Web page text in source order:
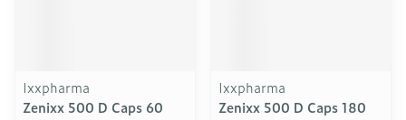
Ixxpharma
Zenixx 500 D Caps 60
Ixxpharma
Zenixx 500 D Caps 180